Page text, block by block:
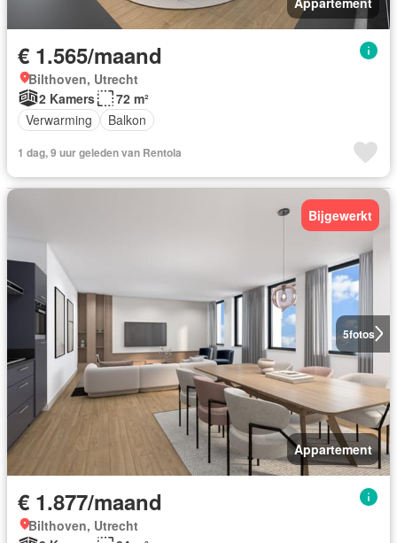
€ 1.565/maand
Bilthoven, Utrecht
2 Kamers
72 m²
Verwarming
Balkon
1 dag, 9 uur geleden van Rentola
5fotos
Bijgewerkt
Appartement
€ 1.877/maand
Bilthoven, Utrecht